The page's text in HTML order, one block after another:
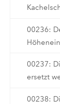
00236:
00237:
ersetzt
00238: